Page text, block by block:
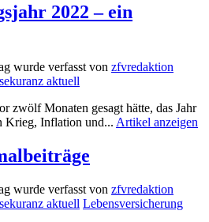
2022 – ein
wurde verfasst von zfvredaktion
aktuell
zwölf Monaten gesagt hätte, das Jahr
Krieg, Inflation und... Artikel anzeigen
wurde verfasst von zfvredaktion
aktuell Lebensversicherung